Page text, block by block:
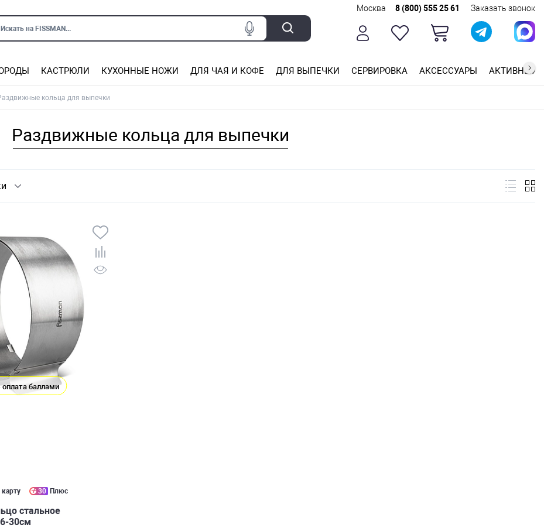
Искать на FISSMAN...
Москва 8 (800) 555 25 61 Заказать звонок
КАСТРЮЛИ КУХОННЫЕ НОЖИ ДЛЯ ЧАЯ И КОФЕ ДЛЯ ВЫПЕЧКИ СЕРВИРОВКА АКСЕССУАРЫ АКТИВНЫЙ
кольца для выпечки
Раздвижные кольца для выпечки
оплата баллами
30 Плюс
стальное
30см